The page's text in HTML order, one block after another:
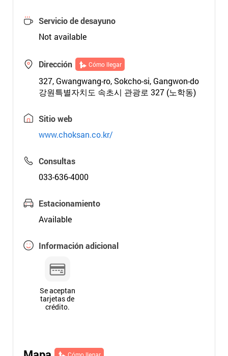
Servicio de desayuno
Not available
Dirección Cómo llegar
327, Gwangwang-ro, Sokcho-si, Gangwon-do
강원특별자치도 속초시 관광로 327 (노학동)
Sitio web
www.choksan.co.kr/
Consultas
033-636-4000
Estacionamiento
Available
Información adicional
Se aceptan
tarjetas de
crédito.